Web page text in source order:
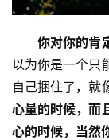
你对你的肯
以为你是一个只
自己捆住了，就
心量的时候，而
心的时候，当然